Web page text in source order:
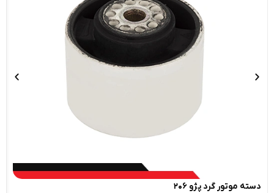
دسته موتور گرد پژو ۲۰۶